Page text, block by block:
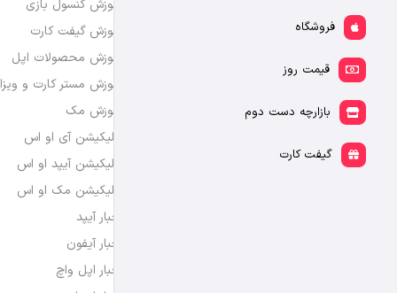
فروشگاه
قیمت روز
بازارچه دست دوم
گیفت کارت
آموزش کنسول بازی
آموزش گیفت کارت
آموزش محصولات اپل
آموزش مستر کارت و ویزا
آموزش مک
اپلیکیشن آی او اس
اپلیکیشن آیپد او اس
اپلیکیشن مک او اس
اخبار آیپد
اخبار آیفون
اخبار اپل واچ